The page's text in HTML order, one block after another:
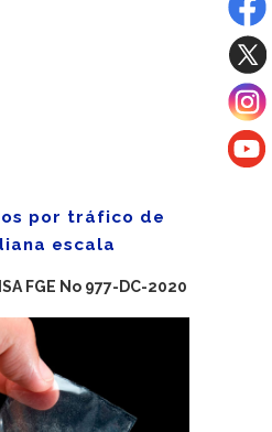
por tráfico de
escala
FGE No 977-DC-2020